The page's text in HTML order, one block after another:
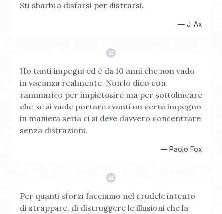
Sti sbarbi a disfarsi per distrarsi.
— J-Ax
Ho tanti impegni ed è da 10 anni che non vado
in vacanza realmente. Non lo dico con
rammarico per impietosire ma per sottolineare
che se si vuole portare avanti un certo impegno
in maniera seria ci si deve davvero concentrare
senza distrazioni.
— Paolo Fox
Per quanti sforzi facciamo nel crudele intento
di strappare, di distruggere le illusioni che la